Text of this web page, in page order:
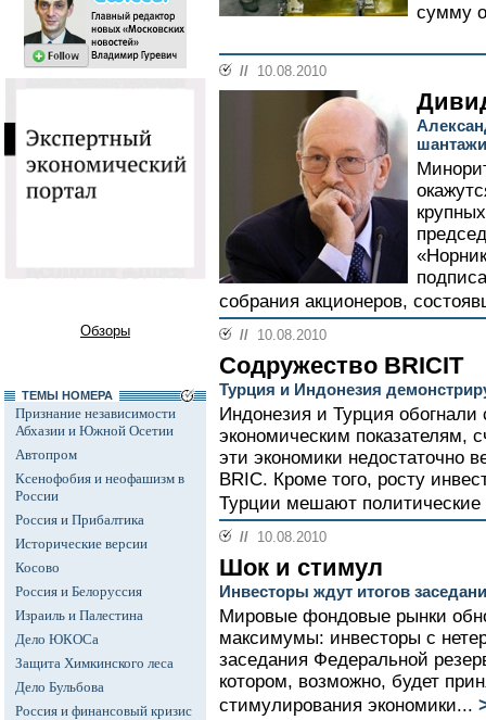
Обзоры
ТЕМЫ НОМЕРА
Признание независимости
Абхазии и Южной Осетии
Автопром
Ксенофобия и неофашизм в
России
Россия и Прибалтика
Исторические версии
Косово
Россия и Белоруссия
Израиль и Палестина
Дело ЮКОСа
Защита Химкинского леса
Дело Бульбова
Россия и финансовый кризис
сумму
// 10.08.2010
собрания акционеров,
// 10.08.2010
Содружество BRICIT
Турция и Индонезия
Индонезия и Турция
экономическим показателям,
эти экономики недостаточно
BRIC. Кроме того, росту
Турции мешают
// 10.08.2010
Шок и стимул
Инвесторы ждут итогов
Мировые фондовые рынки
максимумы: инвесторы с
заседания Федеральной
котором, возможно, будет
стимулирования экономики...